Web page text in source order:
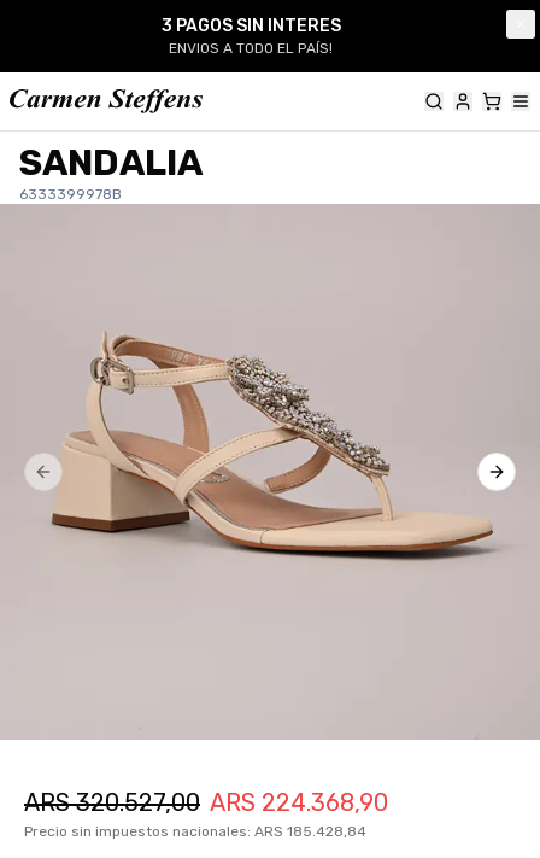
3 PAGOS SIN INTERES
ENVIOS A TODO EL PAÍS!
SANDALIA
6333399978B
Previous slide Next
ARS 320.527,00 ARS 224.368,90
Precio sin impuestos nacionales: ARS 185.428,84